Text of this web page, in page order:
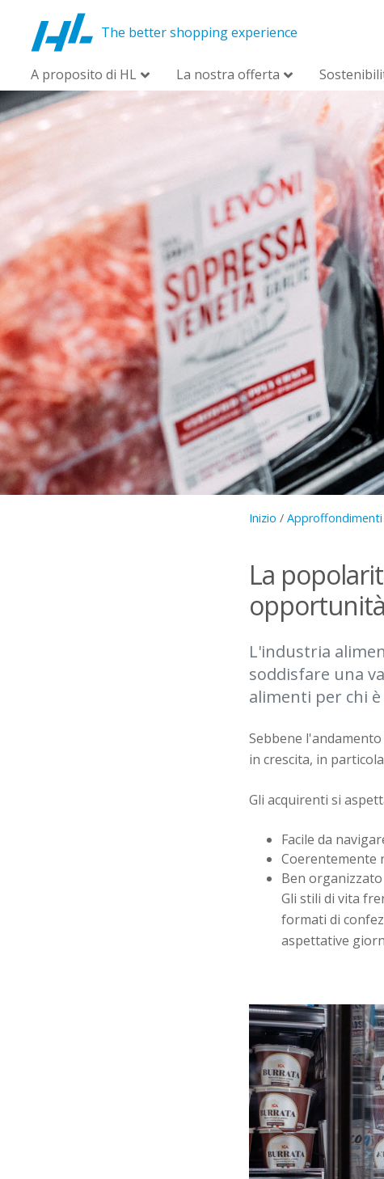
The better shopping experience
A proposito di HL La nostra offerta
Inizio / Approffondimenti
La
L'industria
soddisfare una
alimenti per chi
Sebbene
in crescita, in
Gli acquirenti si
Facile da
Coerentemente
Ben organizzato
Gli stili di vita
formati di
aspettative